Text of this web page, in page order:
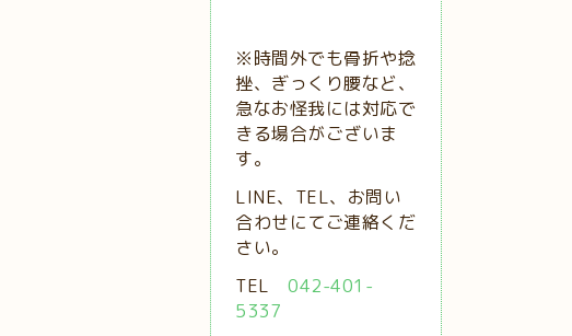
※時間外でも骨折や捻
挫、ぎっくり腰など、
急なお怪我には対応で
きる場合がございま
す。
LINE、TEL、お問い
合わせにてご連絡くだ
さい。
TEL 042-401-
5337